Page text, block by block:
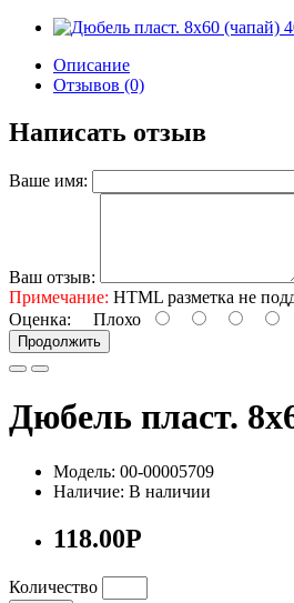
Описание
Отзывов (0)
Написать отзыв
Ваше имя:
Ваш отзыв:
Примечание: HTML разметка не
Оценка: Плохо
Продолжить
Дюбель пласт.
Модель: 00-00005709
Наличие: В наличии
118.00Р
Количество